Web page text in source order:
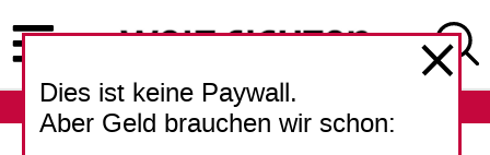
zum
Inhalt
ABO
Dies ist keine Paywall.
Aber Geld brauchen wir schon: